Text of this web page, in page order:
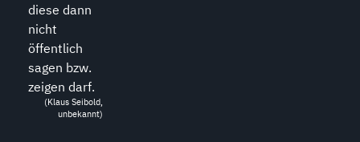
diese dann
nicht
öffentlich
sagen bzw.
zeigen darf.
(Klaus Seibold,
unbekannt)